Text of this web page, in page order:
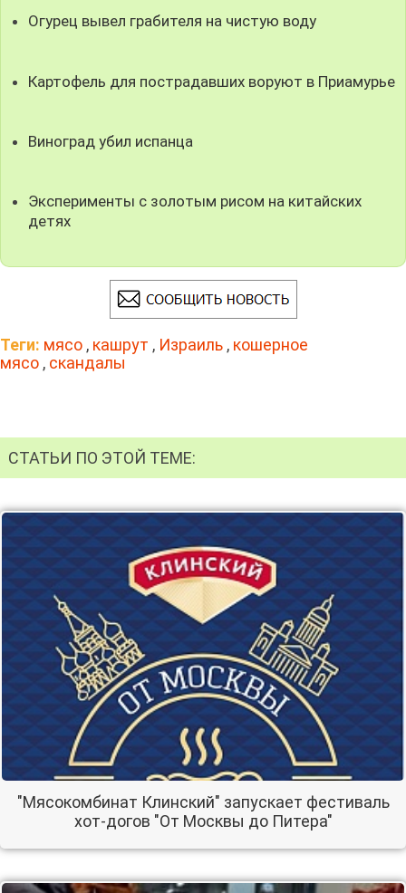
Огурец вывел грабителя на чистую воду
Картофель для пострадавших воруют в Приамурье
Виноград убил испанца
Эксперименты с золотым рисом на китайских
детях
Теги: мясо , кашрут , Израиль , кошерное
мясо , скандалы
СТАТЬИ ПО ЭТОЙ ТЕМЕ:
"Мясокомбинат Клинский" запускает фестиваль
хот-догов "От Москвы до Питера"